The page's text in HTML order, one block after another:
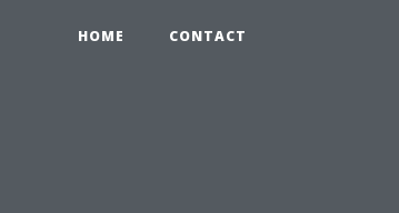
HOME CONTACT